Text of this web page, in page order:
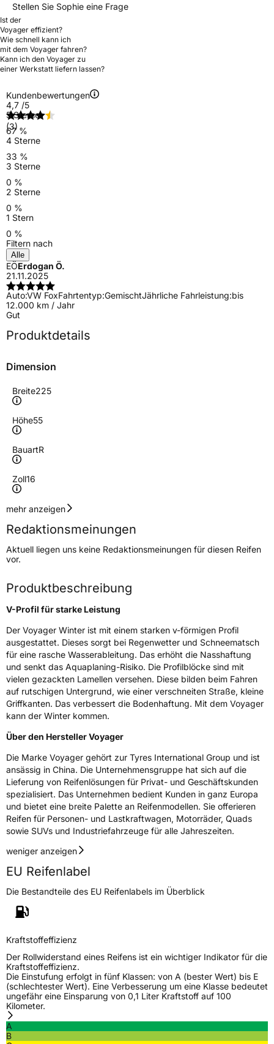
Stellen Sie Sophie eine Frage
Ist der
Voyager effizient?
Wie schnell kann ich
mit dem Voyager fahren?
Kann ich den Voyager zu
einer Werkstatt liefern lassen?
Kundenbewertungen
4,7 /5
(3)
5 Sterne
67 %
4 Sterne
33 %
3 Sterne
0 %
2 Sterne
0 %
1 Stern
0 %
Filtern nach
Alle
EÖErdogan Ö.
21.11.2025
Auto:VW FoxFahrtentyp:GemischtJährliche Fahrleistung:bis
12.000 km / Jahr
Gut
Produktdetails
Dimension
Breite225
Höhe55
BauartR
Zoll16
Geschwindigkeitsindex
Höchstgeschwindigkeit
210 km/h
Lastindex95
Höchstlast690 kg
Generelle Merkmale
FahrzeugtypPKW
VerwendungWinterreifen
ModellnameWinter
FahrzeugartPKW & SUV
Zustand Neureifen
M+SJa
EU Label
Effizienz
NasshaftungC
Rollgeräusch (Klasse)
Rollgeräusch (dB)
FahrzeugklasseC1
3PMSF / Schneeflockensymbol / Alpine-SymbolJa
EPREL ID609469
mehr anzeigen
Redaktionsmeinungen
Aktuell liegen uns keine Redaktionsmeinungen für diesen Reifen
vor.
Produktbeschreibung
V-Profil für starke Leistung
Der Voyager Winter ist mit einem starken v-förmigen Profil
ausgestattet. Dieses sorgt bei Regenwetter und Schneematsch
für eine rasche Wasserableitung. Das erhöht die Nasshaftung
und senkt das Aquaplaning-Risiko. Die Profilblöcke sind mit
vielen gezackten Lamellen versehen. Diese bilden beim Fahren
auf rutschigen Untergrund, wie einer verschneiten Straße, kleine
Griffkanten. Das verbessert die Bodenhaftung. Mit dem Voyager
kann der Winter kommen.
Über den Hersteller Voyager
Die Marke Voyager gehört zur Tyres International Group und ist
ansässig in China. Die Unternehmensgruppe hat sich auf die
Lieferung von Reifenlösungen für Privat- und Geschäftskunden
spezialisiert. Das Unternehmen bedient Kunden in ganz Europa
und bietet eine breite Palette an Reifenmodellen. Sie offerieren
Reifen für Personen- und Lastkraftwagen, Motorräder, Quads
sowie SUVs und Industriefahrzeuge für alle Jahreszeiten.
weniger anzeigen
EU Reifenlabel
Die Bestandteile des EU Reifenlabels im Überblick
Kraftstoffeffizienz
Der Rollwiderstand eines Reifens ist ein wichtiger Indikator für die
Kraftstoffeffizienz.
Die Einstufung erfolgt in fünf Klassen: von A (bester Wert) bis E
(schlechtester Wert). Eine Verbesserung um eine Klasse bedeutet
ungefähr eine Einsparung von 0,1 Liter Kraftstoff auf 100
Kilometer.
A
B